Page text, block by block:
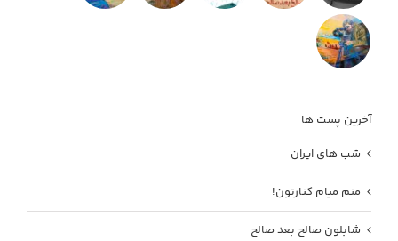
آخرین پست ها
شب های ایران
منم میام کنارتون!
شابلون صالح بعد صالح